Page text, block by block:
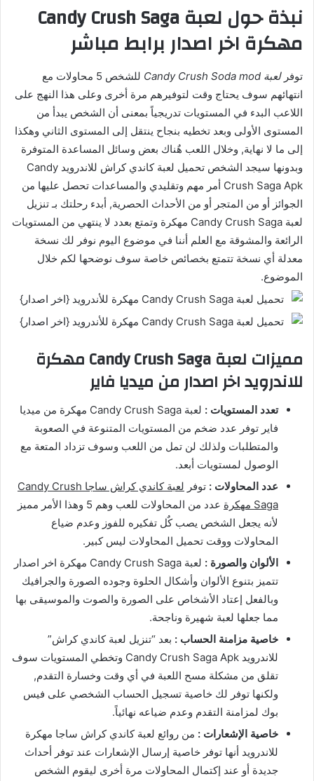
نبذة حول لعبة Candy Crush Saga
مهكرة اخر اصدار برابط مباشر
توفرلعبة Candy Crush Soda mod
للشخص 5 محاولات مع
انتهائهم سوف يحتاج وقت لتوفيرهم مرة أخرى وعلى هذا النهج على
اللاعب البدء في المستويات تدريجياً بمعنى أن الشخص يبدأ من
المستوى الأولى وبعد تخطيه بنجاح ينتقل إلى المستوى الثاني وهكذا
إلى ما لا نهاية, وخلال اللعب هٌناك بعض وسائل المساعدة المتوفرة
وبدونها سيجد الشخص تحميل لعبة كاندي كراش للاندرويد Candy
Crush Saga Apk أمر مهم وتقليدي والمساعدات تحصل عليها من
الجوائز أو من المتجر أو من الأحداث الحصرية, أبدء رحلتك بـ تنزيل
لعبة Candy Crush Saga مهكرة وتمتع بعدد لا ينتهي من المستويات
الرائعة والمشوقة مع العلم أننا في موضوع اليوم نوفر لك نسخة
معدلة أي نسخة تتمتع بخصائص خاصة سوف نوضحها لكم خلال
الموضوع.
مميزات لعبة Candy Crush Saga مهكرة
للاندرويد اخر اصدار من ميديا فاير
تعدد المستويات :
لعبة Candy Crush Saga مهكرة من ميديا
فاير توفر عدد ضخم من المستويات المتنوعة في الصعوبة
والمتطلبات ولذلك لن تمل من اللعب وسوف تزداد المتعة مع
الوصول لمستويات أبعد.
عدد المحاولات : توفر
لعبة كاندي كراش ساجا Candy Crush
Saga مهكرة
عدد من المحاولات للعب وهم 5 وهذا الأمر مميز
لأنه يجعل الشخص يصب كٌل تفكيره للفوز وعدم ضياع
المحاولات ووقت تحميل المحاولات ليس كبير.
الألوان والصورة :
لعبة Candy Crush Saga مهكرة اخر اصدار
تتميز بتنوع الألوان وأشكال الحلوة وجوده الصورة والجرافيك
وبالفعل إعتاد الأشخاص على الصورة والصوت والموسيقى بها
مما جعلها لعبة شهيرة وناجحة.
خاصية مزامنة الحساب : بعد “تنزيل لعبة كاندي كراش”
للاندرويد Candy Crush Saga Apk وتخطي المستويات سوف
تقلق من مشكلة مسح اللعبة في أي وقت وخسارة التقدم,
ولكنها توفر لك خاصية تسجيل الحساب الشخصي على فيس
بوك لمزامنة التقدم وعدم ضياعه نهائياً.
خاصية الإشعارات : من روائع لعبة كاندي كراش ساجا مهكرة
للاندرويد أنها توفر خاصية إرسال الإشعارات عند توفر أحداث
جديدة أو عند إكتمال المحاولات مرة أخرى ليقوم الشخص